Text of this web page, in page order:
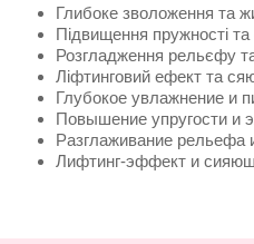
Глибоке зволоження та
Підвищення пружності та
Розгладження рельєфу
Ліфтинговий ефект та
Глубокое увлажнение и
Повышение упругости и
Разглаживание рельефа
Лифтинг-эффект и